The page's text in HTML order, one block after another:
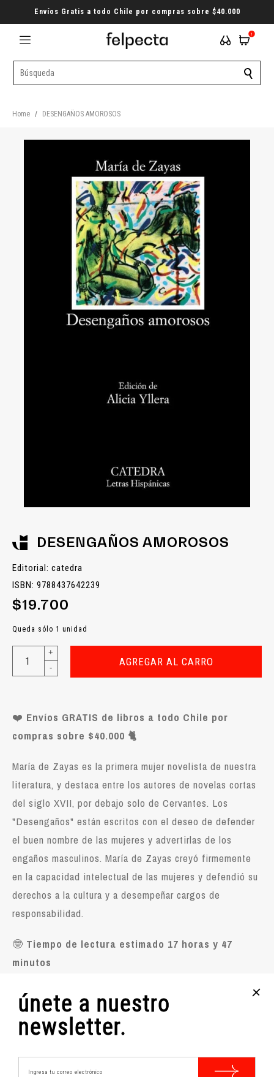
Envíos Gratis a todo Chile por compras sobre $40.000
1
Home / DESENGAÑOS AMOROSOS
DESENGAÑOS AMOROSOS
Editorial: catedra
ISBN: 9788437642239
$19.700
Queda sólo 1 unidad
+
-
AGREGAR AL CARRO
❤️ Envíos GRATIS de libros a todo Chile por
compras sobre $40.000 🐈
María de Zayas es la primera mujer novelista de nuestra
literatura, y destaca entre los autores de novelas cortas
del siglo XVII, por debajo solo de Cervantes. Los
"Desengaños" están escritos con el deseo de defender
el buen nombre de las mujeres y advertirlas de los
engaños masculinos. María de Zayas creyó firmemente
en la capacidad intelectual de las mujeres y defendió su
derechos a la cultura y a desempeñar cargos de
responsabilidad.
🤓 Tiempo de lectura estimado 17 horas y 47
minutos
Características técnicas:
Nº Páginas: 696
Idioma: Español
Editorial: Cátedra
+
únete a nuestro
newsletter.